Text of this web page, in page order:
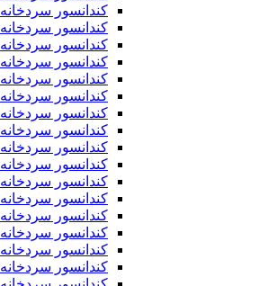
کندانسور سردخانه ACS-135AE
کندانسور سردخانه ACS-145A
کندانسور سردخانه ACS-145B
کندانسور سردخانه ACS-145BE
کندانسور سردخانه ACS-145C
کندانسور سردخانه ACS-150A
کندانسور سردخانه ACS-150B
کندانسور سردخانه ACS-150C
کندانسور سردخانه ACS-245A
کندانسور سردخانه ACS-250A
کندانسور سردخانه ACS-250B
کندانسور سردخانه ACS-250C
کندانسور سردخانه ACS-350A
کندانسور سردخانه ACS-350B
کندانسور سردخانه ACS-350C
کندانسور سردخانه ACS-450A